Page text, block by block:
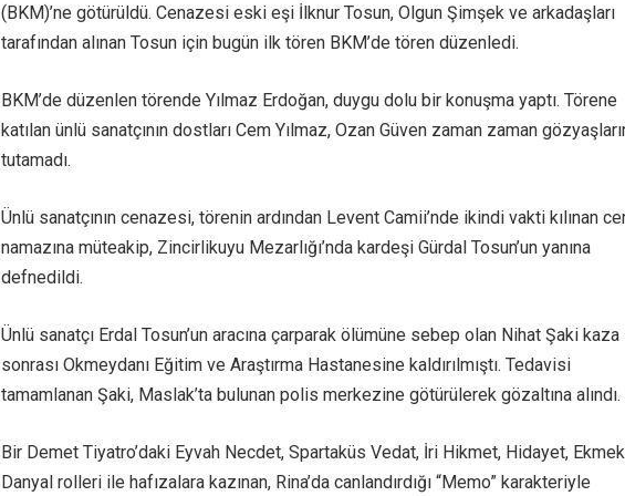
(BKM)’ne götürüldü. Cenazesi eski eşi İlknur Tosun, Olgun Şimşek ve arkadaşları
tarafından alınan Tosun için bugün ilk tören BKM’de tören düzenledi.
BKM’de düzenlen törende Yılmaz Erdoğan, duygu dolu bir konuşma yaptı. Törene
katılan ünlü sanatçının dostları Cem Yılmaz, Ozan Güven zaman zaman
tutamadı.
Ünlü sanatçının cenazesi, törenin ardından Levent Camii’nde ikindi vakti kılınan
namazına müteakip, Zincirlikuyu Mezarlığı’nda kardeşi Gürdal Tosun’un yanına
defnedildi.
Ünlü sanatçı Erdal Tosun’un aracına çarparak ölümüne sebep olan Nihat Şaki kaza
sonrası Okmeydanı Eğitim ve Araştırma Hastanesine kaldırılmıştı. Tedavisi
tamamlanan Şaki, Maslak’ta bulunan polis merkezine götürülerek gözaltına alındı.
Bir Demet Tiyatro’daki Eyvah Necdet, Spartaküs Vedat, İri Hikmet, Hidayet,
Danyal rolleri ile hafızalara kazınan, Rina’da canlandırdığı “Memo” karakteriyle